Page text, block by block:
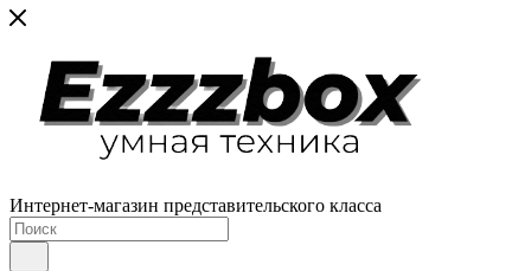
Интернет-магазин представительского класса